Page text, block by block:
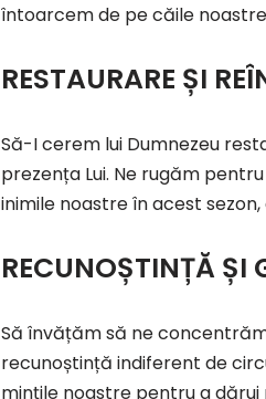
întoarcem de pe căile
RESTAURARE ȘI
Să-I cerem lui Dumnezeu
prezența Lui. Ne rugăm
inimile noastre în acest
RECUNOȘTINȚĂ ȘI
Să învățăm să ne
recunoștință indiferent de
mințile noastre pentru a dărui